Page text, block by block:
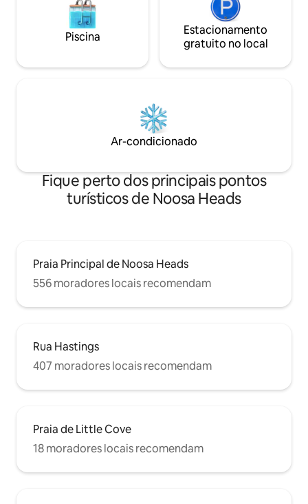
Piscina
Estacionamento
gratuito no local
Ar-condicionado
Fique perto dos principais pontos
turísticos de Noosa Heads
Praia Principal de Noosa Heads
556 moradores locais recomendam
Rua Hastings
407 moradores locais recomendam
Praia de Little Cove
18 moradores locais recomendam